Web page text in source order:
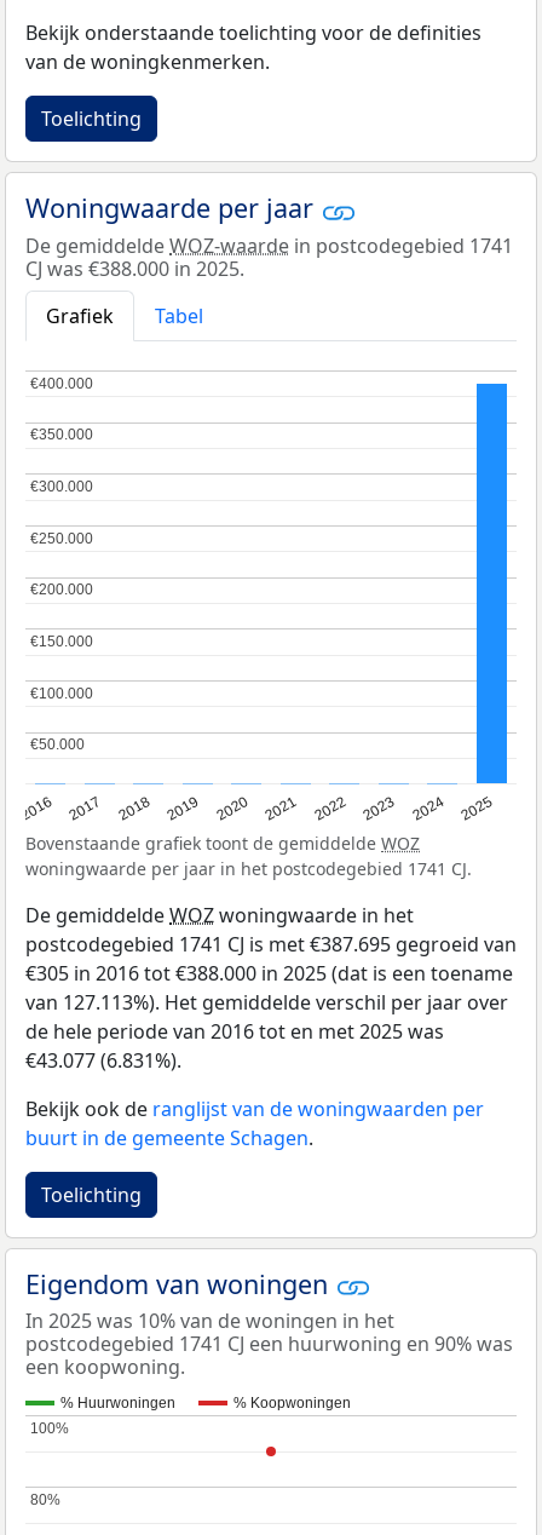
Bekijk onderstaande toelichting voor de definities
van de woningkenmerken.
Toelichting
Woningwaarde per jaar
De gemiddeldeWOZ-waarde in postcodegebied 1741
CJ was €388.000 in 2025.
Grafiek
Tabel
2016 2017 2018 2019 2020 2021 2022 2023 2024 2025
€50.000
€50.000
€100.000
€100.000
€150.000
€150.000
€200.000
€200.000
€250.000
€250.000
€300.000
€300.000
€350.000
€350.000
€400.000
€400.000
Bovenstaande grafiek toont de gemiddelde WOZ
woningwaarde per jaar in het postcodegebied 1741 CJ.
De gemiddeldeWOZwoningwaarde in het
postcodegebied 1741 CJ is met €387.695 gegroeid van
€305 in 2016 tot €388.000 in 2025 (dat is een toename
van 127.113%). Het gemiddelde verschil per jaar over
de hele periode van 2016 tot en met 2025 was
€43.077 (6.831%).
Bekijk ook de ranglijst van de woningwaarden per
buurt in de gemeente Schagen.
Toelichting
Eigendom van woningen
In 2025 was 10% van de woningen in het
postcodegebied 1741 CJ een huurwoning en 90% was
een koopwoning.
% Huurwoningen % Koopwoningen
80%
80%
100%
100%